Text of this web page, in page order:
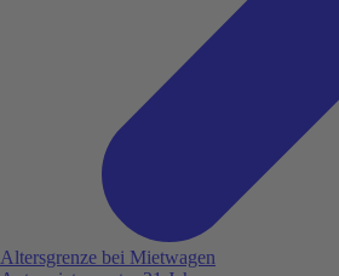
Altersgrenze bei Mietwagen